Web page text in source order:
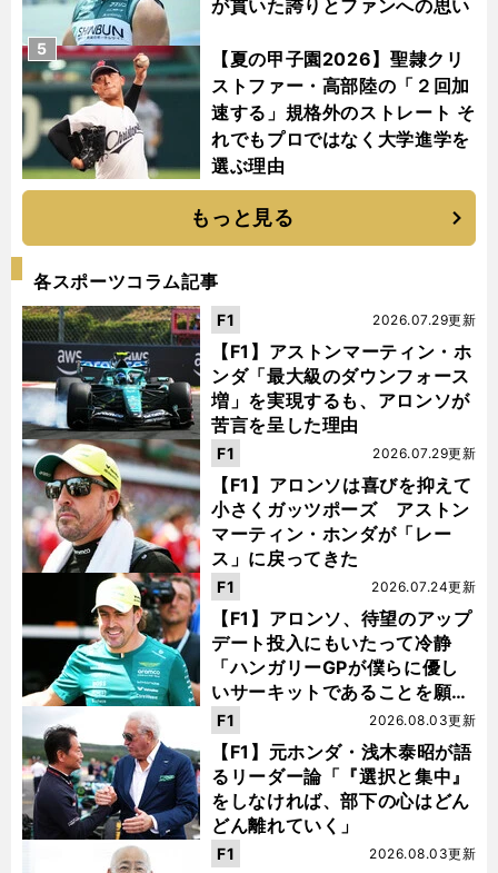
が貫いた誇りとファンへの思い
【夏の甲子園2026】聖隷クリ
ストファー・高部陸の「２回加
速する」規格外のストレート そ
れでもプロではなく大学進学を
選ぶ理由
5
もっと見る
各スポーツコラム記事
【F1】アストンマーティン・ホ
ンダ「最大級のダウンフォース
増」を実現するも、アロンソが
苦言を呈した理由
2026.07.29更新
F1
【F1】アロンソは喜びを抑えて
小さくガッツポーズ アストン
マーティン・ホンダが「レー
ス」に戻ってきた
2026.07.29更新
F1
【F1】アロンソ、待望のアップ
デート投入にもいたって冷静
「ハンガリーGPが僕らに優し
いサーキットであることを願
う」
2026.07.24更新
F1
【F1】元ホンダ・浅木泰昭が語
るリーダー論「『選択と集中』
をしなければ、部下の心はどん
どん離れていく」
2026.08.03更新
F1
2026.08.03更新
F1